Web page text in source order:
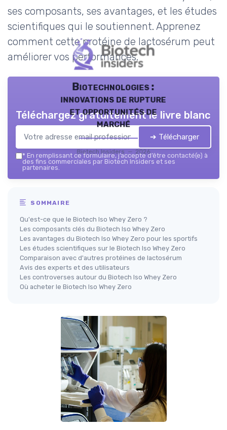
ses composants, ses avantages, et les études
scientifiques qui le soutiennent. Apprenez
comment cette protéine de lactosérum peut
améliorer vos performances.
Biotechnologies :
innovations de rupture
et opportunités de
marché
Biotech Insiders — 2026
Téléchargez gratuitement le livre blanc
➔ Télécharger
* En remplissant ce formulaire, j’accepte d’être contacté(e) à
des fins commerciales par Biotech Insiders et ses
partenaires.
SOMMAIRE
Qu'est-ce que le Biotech Iso Whey Zero ?
Les composants clés du Biotech Iso Whey Zero
Les avantages du Biotech Iso Whey Zero pour les sportifs
Les études scientifiques sur le Biotech Iso Whey Zero
Comparaison avec d'autres protéines de lactosérum
Avis des experts et des utilisateurs
Les controverses autour du Biotech Iso Whey Zero
Où acheter le Biotech Iso Whey Zero